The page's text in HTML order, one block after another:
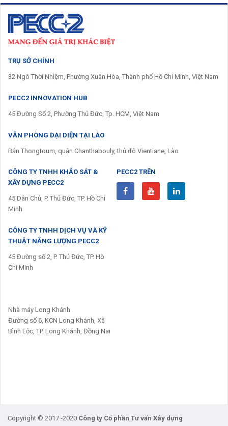
TRỤ SỞ CHÍNH
32 Ngô Thời Nhiệm, Phường Xuân Hòa, Thành phố Hồ Chí Minh, Việt Nam
PECC2 INNOVATION HUB
45 Đường Số 2, Phường Thủ Đức, Tp. HCM, Việt Nam
VĂN PHÒNG ĐẠI DIỆN TẠI LÀO
Bản Thongtoum, quận Chanthabouly, thủ đô Vientiane, Lào
CÔNG TY TNHH KHẢO SÁT &
XÂY DỰNG PECC2
45 Dân Chủ, P. Thủ Đức, TP. Hồ Chí
Minh
CÔNG TY TNHH DỊCH VỤ VÀ KỸ
THUẬT NĂNG LƯỢNG PECC2
45 Đường số 2, P. Thủ Đức, TP. Hò
Chí Minh
Nhà máy Long Khánh
Đường số 6, KCN Long Khánh, Xã
Bình Lộc, TP. Long Khánh, Đồng Nai
PECC2 TRÊN
Copyright © 2017 -2020 Công ty Cổ phần Tư vấn Xây dựng